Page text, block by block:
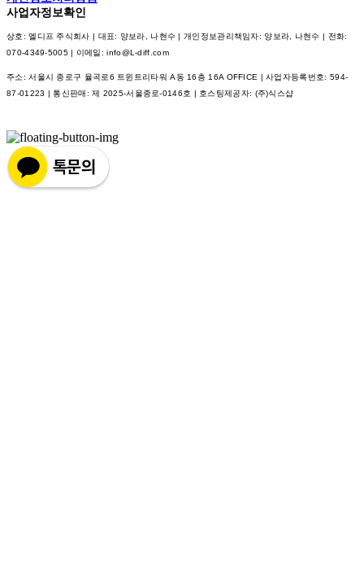
사업자정보확인
상호: 엘디프 주식회사 | 대표: 양보라, 나현수 | 개인정보관리책임자: 양보라, 나현수 | 전화:
070-4349-5005 | 이메일: info@L-diff.com
주소: 서울시 종로구 율곡로6 트윈트리타워 A동 16층 16A OFFICE | 사업자등록번호: 594-
87-01223 | 통신판매:제 2025-서울종로-0146호 | 호스팅제공자: (주)식스샵